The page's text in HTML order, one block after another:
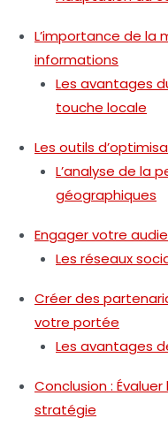
L’importance de la
informations
Les avantages
touche locale
Les outils
L’analyse de la
géographiques
Engager votre
Les réseaux
Créer des
votre portée
Les avantages
Conclusion :
stratégie